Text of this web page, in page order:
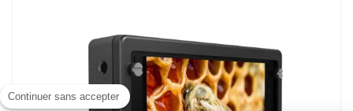
Continuer sans accepter